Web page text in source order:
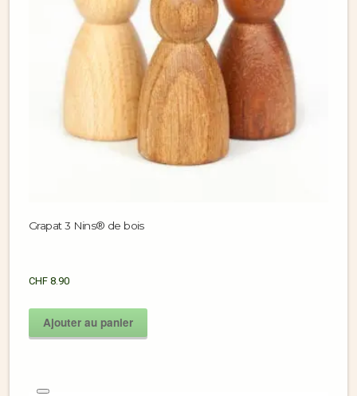
Grapat 3 Nins® de bois
CHF 8.90
Ajouter au panier